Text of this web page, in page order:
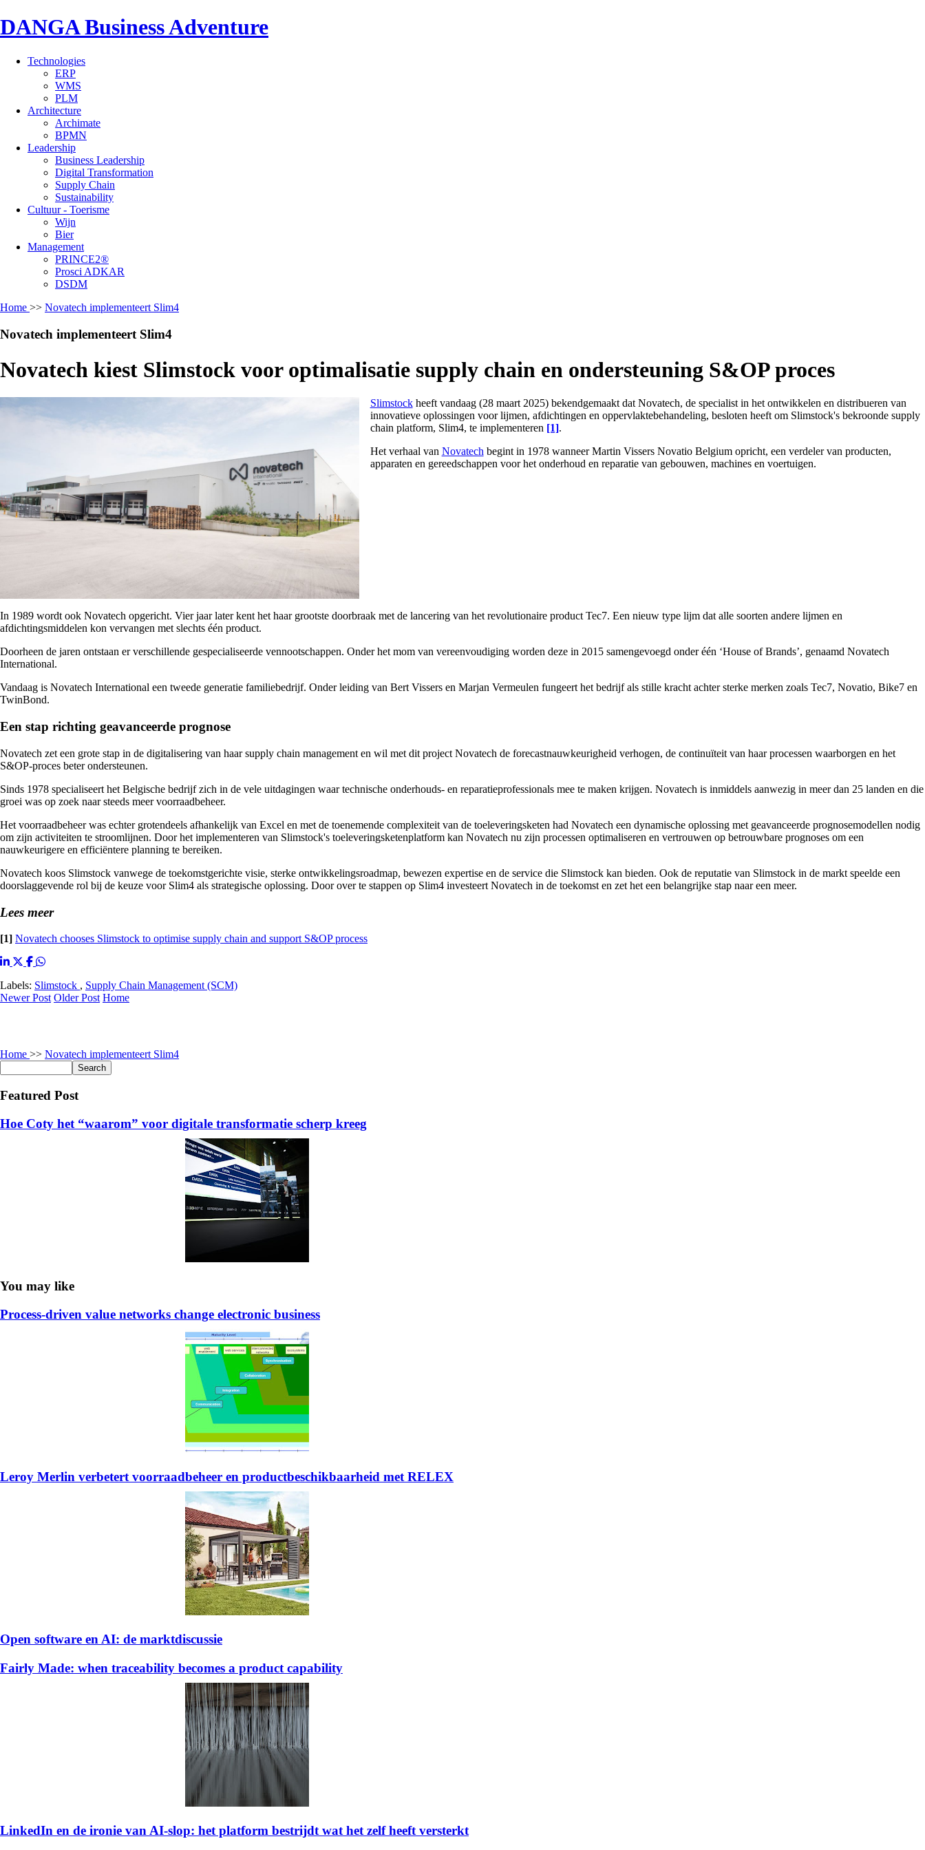
DANGA Business Adventure
Technologies
ERP
WMS
PLM
Architecture
Archimate
BPMN
Leadership
Business Leadership
Digital Transformation
Supply Chain
Sustainability
Cultuur - Toerisme
Wijn
Bier
Management
PRINCE2®
Prosci ADKAR
DSDM
Home >> Novatech implementeert Slim4
Novatech implementeert Slim4
Novatech kiest Slimstock voor optimalisatie supply chain en ondersteuning S&OP proces
Slimstockheeft vandaag (28 maart 2025) bekendgemaakt dat Novatech, de specialist in het ontwikkelen en distribueren van
innovatieve oplossingen voor lijmen, afdichtingen en oppervlaktebehandeling, besloten heeft om Slimstock's bekroonde supply
chain platform, Slim4, te implementeren [1].
Het verhaal van Novatech begint in 1978 wanneer Martin Vissers Novatio Belgium opricht, een verdeler van producten,
apparaten en gereedschappen voor het onderhoud en reparatie van gebouwen, machines en voertuigen.
In 1989 wordt ook Novatech opgericht. Vier jaar later kent het haar grootste doorbraak met de lancering van het revolutionaire product Tec7. Een nieuw type lijm dat alle soorten andere lijmen en
afdichtingsmiddelen kon vervangen met slechts één product.
Doorheen de jaren ontstaan er verschillende gespecialiseerde vennootschappen. Onder het mom van vereenvoudiging worden deze in 2015 samengevoegd onder één ‘House of Brands’, genaamd Novatech
International.
Vandaag is Novatech International een tweede generatie familiebedrijf. Onder leiding van Bert Vissers en Marjan Vermeulen fungeert het bedrijf als stille kracht achter sterke merken zoals Tec7, Novatio, Bike7 en
TwinBond.
Een stap richting geavanceerde prognose
Novatech zet een grote stap in de digitalisering van haar supply chain management en wil met dit project Novatech de forecastnauwkeurigheid verhogen, de continuïteit van haar processen waarborgen en het
S&OP-proces beter ondersteunen.
Sinds 1978 specialiseert het Belgische bedrijf zich in de vele uitdagingen waar technische onderhouds- en reparatieprofessionals mee te maken krijgen. Novatech is inmiddels aanwezig in meer dan 25 landen en die
groei was op zoek naar steeds meer voorraadbeheer.
Het voorraadbeheer was echter grotendeels afhankelijk van Excel en met de toenemende complexiteit van de toeleveringsketen had Novatech een dynamische oplossing met geavanceerde prognosemodellen nodig
om zijn activiteiten te stroomlijnen. Door het implementeren van Slimstock's toeleveringsketenplatform kan Novatech nu zijn processen optimaliseren en vertrouwen op betrouwbare prognoses om een ​​
nauwkeurigere en efficiëntere planning te bereiken.
Novatech koos Slimstock vanwege de toekomstgerichte visie, sterke ontwikkelingsroadmap, bewezen expertise en de service die Slimstock kan bieden. Ook de reputatie van Slimstock in de markt speelde een
doorslaggevende rol bij de keuze voor Slim4 als strategische oplossing. Door over te stappen op Slim4 investeert Novatech in de toekomst en zet het een belangrijke stap naar een meer.
Lees meer
[1] Novatech chooses Slimstock to optimise supply chain and support S&OP process
Labels: Slimstock , Supply Chain Management (SCM)
Newer Post Older Post Home
Home >> Novatech implementeert Slim4
Featured Post
Hoe Coty het “waarom” voor digitale transformatie scherp kreeg
You may like
Process-driven value networks change electronic business
Leroy Merlin verbetert voorraadbeheer en productbeschikbaarheid met RELEX
Open software en AI: de marktdiscussie
Fairly Made: when traceability becomes a product capability
LinkedIn en de ironie van AI-slop: het platform bestrijdt wat het zelf heeft versterkt